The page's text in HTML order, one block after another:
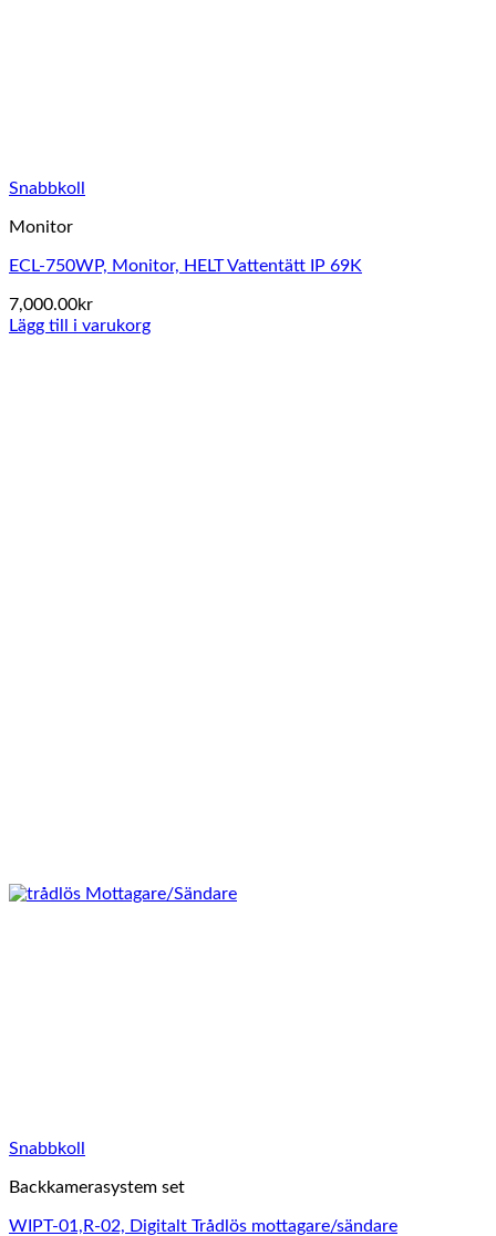
Snabbkoll
Monitor
ECL-750WP, Monitor, HELT Vattentätt IP 69K
7,000.00kr
Lägg till i varukorg
Snabbkoll
Backkamerasystem set
WIPT-01,R-02, Digitalt Trådlös mottagare/sändare